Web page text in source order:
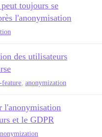
toujours se
l'anonymisation
des utilisateurs
feature anonymization
l'anonymisation
et le GDPR